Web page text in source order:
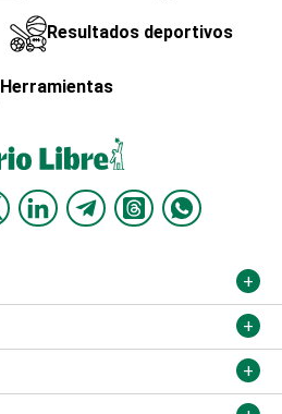
Resultados deportivos
Herramientas